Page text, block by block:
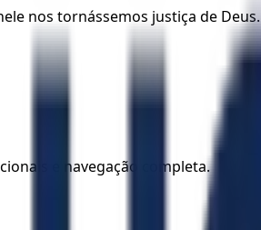
nos tornássemos justiça de Deus.
e navegação completa.